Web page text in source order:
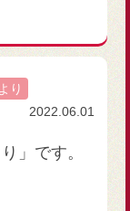
り
2022.06.01
」です。